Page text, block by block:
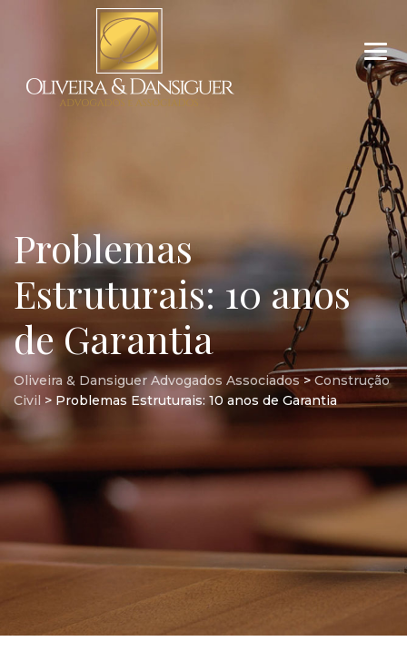
Problemas
Estruturais: 10 anos
de Garantia
Oliveira & Dansiguer Advogados Associados>Construção
Civil > Problemas Estruturais: 10 anos de Garantia